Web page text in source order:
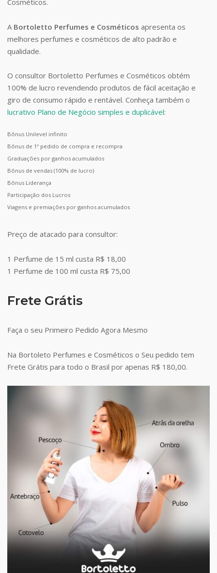
A Bortoletto Perfumes e Cosméticos apresenta os
melhores perfumes e cosméticos de alto padrão e
qualidade.
O consultor Bortoletto Perfumes e Cosméticos obtém
100% de lucro revendendo produtos de fácil aceitação e
giro de consumo rápido e rentável. Conheça também o
lucrativo Plano de Negócio simples e duplicável:
Bônus Unilevel infinito
Bônus de 1º pedido de compra e recompra
Graduações por ganhos acumulados
Bônus de vendas (100% de lucro)
Bônus Liderança
Participação dos Lucros
Viagens e premiações por ganhos acumulados
Preço de atacado para consultor:
1 Perfume de 15 ml custa R$ 18,00
1 Perfume de 100 ml custa R$ 75,00
Frete Grátis
Faça o seu Primeiro Pedido Agora Mesmo
Na Bortoleto Perfumes e Cosméticos o Seu pedido tem
Frete Grátis para todo o Brasil por apenas R$ 180,00.